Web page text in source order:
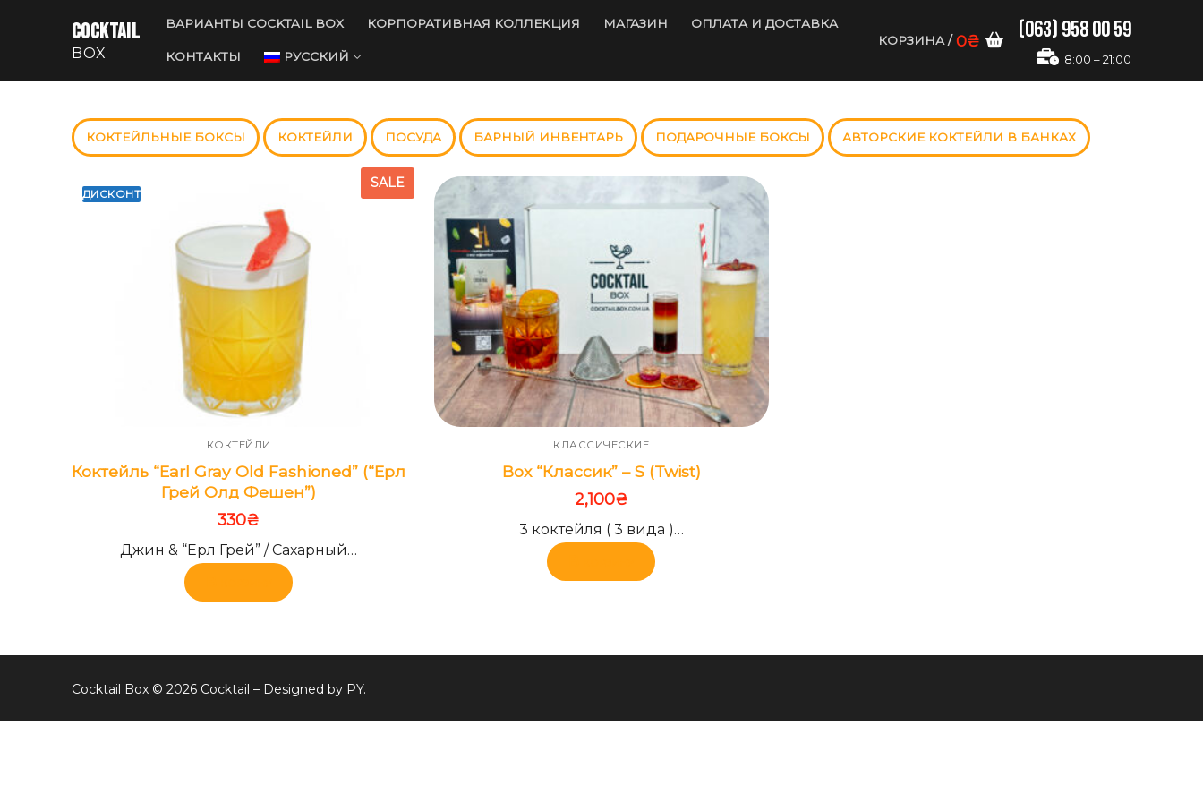
содержимому
COCKTAIL
BOX
ВАРИАНТЫ COCKTAIL BOX КОРПОРАТИВНАЯ КОЛЛЕКЦИЯ МАГАЗИН ОПЛАТА И ДОСТАВКА
КОНТАКТЫ РУССКИЙ
КОРЗИНА / 0₴ (063) 958 00 59
8:00 – 21:00
КОКТЕЙЛЬНЫЕ БОКСЫ КОКТЕЙЛИ ПОСУДА БАРНЫЙ ИНВЕНТАРЬ ПОДАРОЧНЫЕ БОКСЫ АВТОРСКИЕ КОКТЕЙЛИ В БАНКАХ
ДИСКОНТ
КОКТЕЙЛИ
SALE
Коктейль “Earl Gray Old Fashioned” (“Ерл
Грей Олд Фешен”)
330₴
Джин & “Ерл Грей” / Сахарный…
КЛАССИЧЕСКИЕ
Box “Классик” – S (Twist)
2,100₴
3 коктейля ( 3 вида )…
Cocktail Box © 2026 Cocktail – Designed by PY.